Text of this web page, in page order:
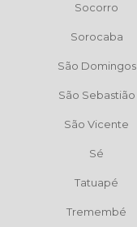
Socorro
Sorocaba
São Domingos
São Sebastião
São Vicente
Sé
Tatuapé
Tremembé